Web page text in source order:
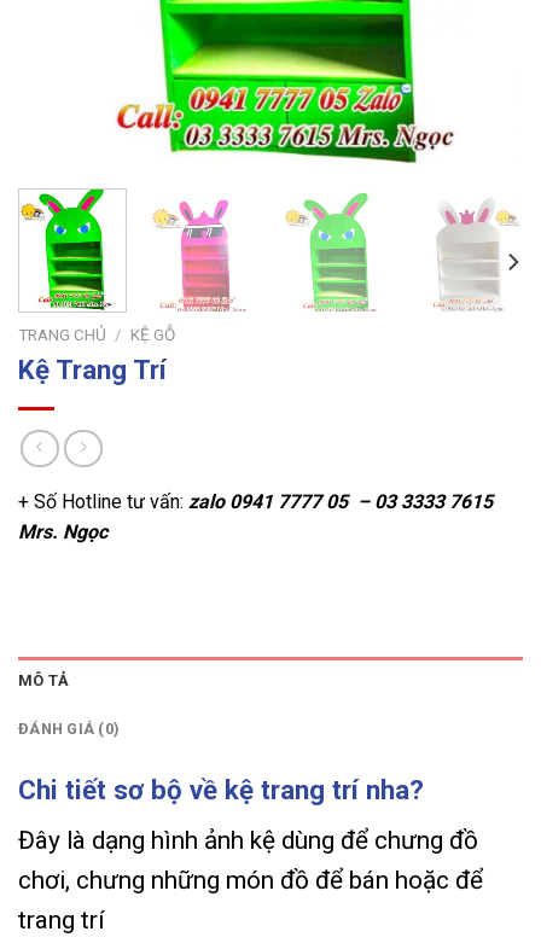
TRANG CHỦ / KỆ GỖ
Kệ Trang Trí
+ Số Hotline tư vấn: zalo 0941 7777 05 – 03 3333 7615
Mrs. Ngọc
MÔ TẢ
ĐÁNH GIÁ (0)
Chi tiết sơ bộ về kệ trang trí nha?
Đây là dạng hình ảnh kệ dùng để chưng đồ
chơi, chưng những món đồ để bán hoặc để
trang trí